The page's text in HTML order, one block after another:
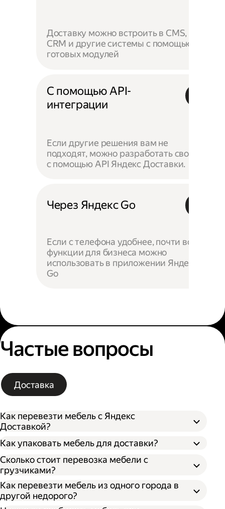
Доставку можно встроить в CMS,
CRM и другие системы с помощью
готовых модулей
С помощью API-
интеграции
Если другие решения вам не
подходят, можно разработать своё —
с помощью API Яндекс Доставки.
Через Яндекс Go
Если с телефона удобнее, почти все
функции для бизнеса можно
использовать в приложении Яндекс
Go
Частые вопросы
Доставка
Как перевезти мебель с Яндекс
Доставкой?
Откройте приложение Яндекс Go или сайт;
Выберите тип кузова и количество
Укажите адрес отправления и получения;
Нажмите кнопку «Заказать».
Как упаковать мебель для доставки?
Разобрать поддающуюся разборке
мебель;
Упаковать разобранную мебель в стретч-
пленку, воздушно-пузырьковую пленку или
Сколько стоит перевозка мебели с
грузчиками?
Как перевезти мебель из одного города в
другой недорого?